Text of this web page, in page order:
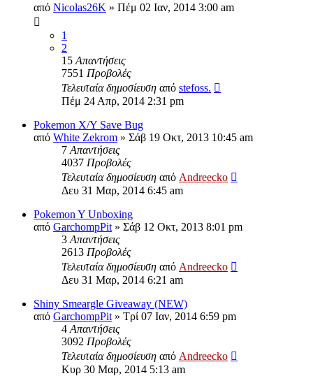
από Nicolas26K » Πέμ 02 Ιαν, 2014 3:00 am
1
2
15 Απαντήσεις
7551 Προβολές
Τελευταία δημοσίευση από stefoss.
Πέμ 24 Απρ, 2014 2:31 pm
Pokemon X/Y Save Bug
από White Zekrom » Σάβ 19 Οκτ, 2013 10:45 am
7 Απαντήσεις
4037 Προβολές
Τελευταία δημοσίευση από Andreecko
Δευ 31 Μαρ, 2014 6:45 am
Pokemon Y Unboxing
από GarchompPit » Σάβ 12 Οκτ, 2013 8:01 pm
3 Απαντήσεις
2613 Προβολές
Τελευταία δημοσίευση από Andreecko
Δευ 31 Μαρ, 2014 6:21 am
Shiny Smeargle Giveaway (NEW)
από GarchompPit » Τρί 07 Ιαν, 2014 6:59 pm
4 Απαντήσεις
3092 Προβολές
Τελευταία δημοσίευση από Andreecko
Κυρ 30 Μαρ, 2014 5:13 am